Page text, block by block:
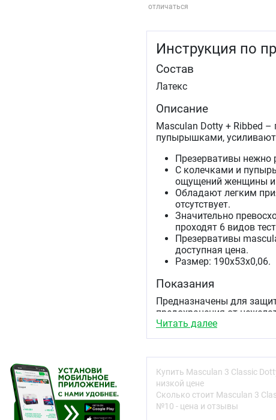
отличаться
Инструкция по
Состав
Латекс
Описание
Masculan Dotty + Ribbed
пупырышками,
Презервативы нежно
С колечками и
ощущений женщины
Обладают легким
отсутствует.
Значительно
проходят 6 видов
Презервативы
доступная цена.
Размер: 190х53х0,06.
Показания
Предназначены для
предохранения от
Инструкция по
2. Аккуратно надорвите
находящийся внутри
Вынимая презерватив из
Читать далее
Купить Masculan 3 Сlassic
низкой цене
Сколько стоит Masculan 3
№10 - цена и отзывы